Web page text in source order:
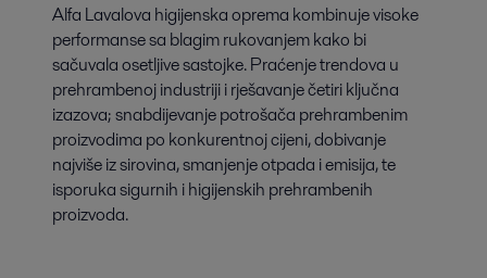
Alfa Lavalova higijenska oprema kombinuje visoke
performanse sa blagim rukovanjem kako bi
sačuvala osetljive sastojke. Praćenje trendova u
prehrambenoj industriji i rješavanje četiri ključna
izazova; snabdijevanje potrošača prehrambenim
proizvodima po konkurentnoj cijeni, dobivanje
najviše iz sirovina, smanjenje otpada i emisija, te
isporuka sigurnih i higijenskih prehrambenih
proizvoda.